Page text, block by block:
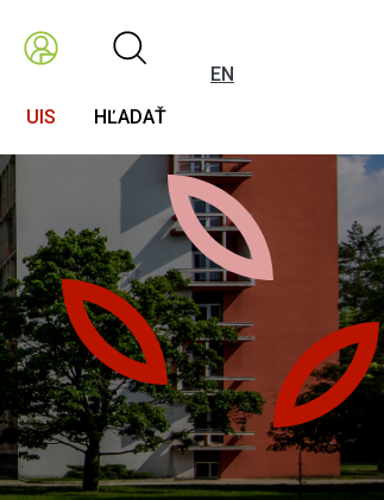
UIS HĽADAŤ
EN